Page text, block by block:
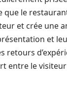
que le
et crée
et
retours
entre le